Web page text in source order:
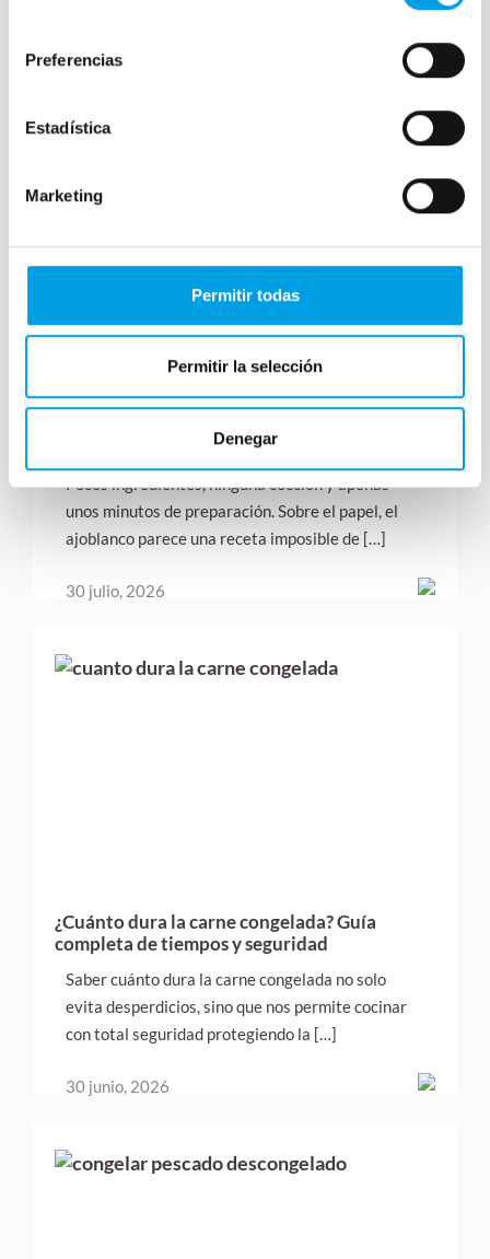
Preferencias
Estadística
Marketing
Permitir todas
Permitir la selección
Denegar
Ajoblanco malagueño: receta casera y
tradicional andaluza
Pocos ingredientes, ninguna cocción y apenas
unos minutos de preparación. Sobre el papel, el
ajoblanco parece una receta imposible de […]
30 julio, 2026
¿Cuánto dura la carne congelada? Guía
completa de tiempos y seguridad
Saber cuánto dura la carne congelada no solo
evita desperdicios, sino que nos permite cocinar
con total seguridad protegiendo la […]
30 junio, 2026